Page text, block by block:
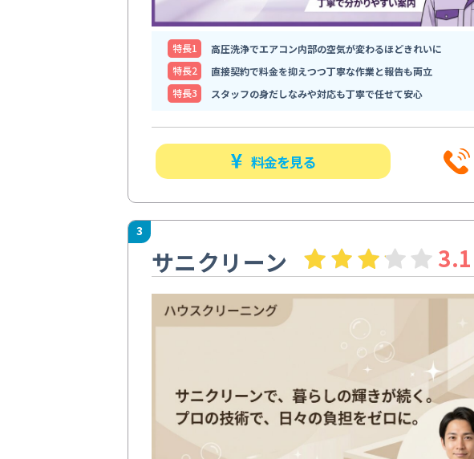
特⻑1
高圧洗浄でエアコン内部の空気が変わるほどきれいに
特⻑2
直接契約で料金を抑えつつ丁寧な作業と報告も両立
特⻑3
スタッフの身だしなみや対応も丁寧で任せて安心
料金を見る
3
サニクリーン 3.1